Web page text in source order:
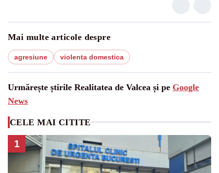
Mai multe articole despre
agresiune violenta domestica
Urmărește știrile Realitatea de Valcea și pe Google
News
CELE MAI CITITE
1